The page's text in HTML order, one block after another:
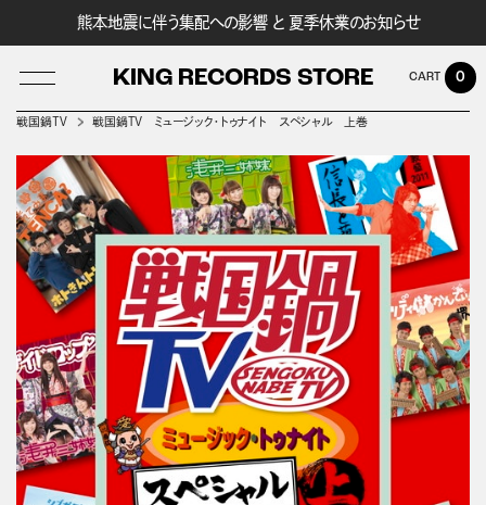
熊本地震に伴う集配への影響 と 夏季休業のお知らせ
KING RECORDS STORE
LOG IN
0
戦国鍋ＴＶ 戦国鍋TV ミュージック・トゥナイト スペシャル 上巻